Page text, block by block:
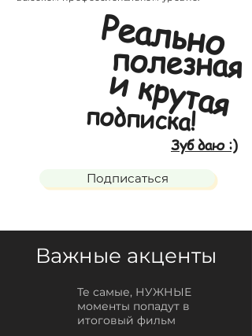
подписка!
и крутая
полезная
Реально
Зуб даю :)
Подписаться
Важные акценты
Те самые, НУЖНЫЕ
моменты попадут в
итоговый фильм